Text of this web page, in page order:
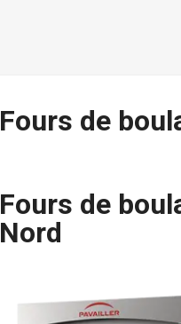
Fours de
Fours de
Nord